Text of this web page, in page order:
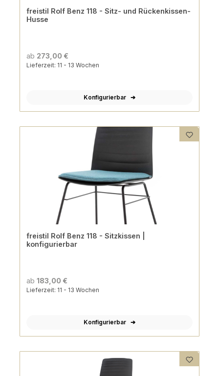
freistil Rolf Benz 118 - Sitz- und Rückenkissen-
Husse
ab 273,00 €
Lieferzeit: 11 - 13 Wochen
Konfigurierbar
freistil Rolf Benz 118 - Sitzkissen |
konfigurierbar
ab 183,00 €
Lieferzeit: 11 - 13 Wochen
Konfigurierbar